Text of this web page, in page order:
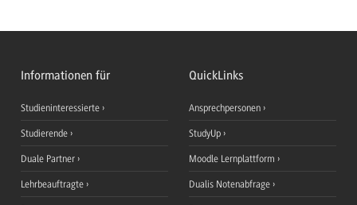
Informationen für
Studieninteressierte
Studierende
Duale Partner
Lehrbeauftragte
QuickLinks
Ansprechpersonen
StudyUp
Moodle Lernplattform
Dualis Notenabfrage